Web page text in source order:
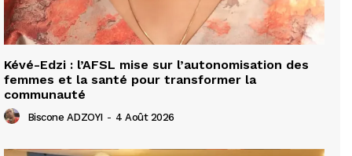
Kévé-Edzi : l’AFSL mise sur l’autonomisation des
femmes et la santé pour transformer la
communauté
Biscone ADZOYI - 4 Août 2026